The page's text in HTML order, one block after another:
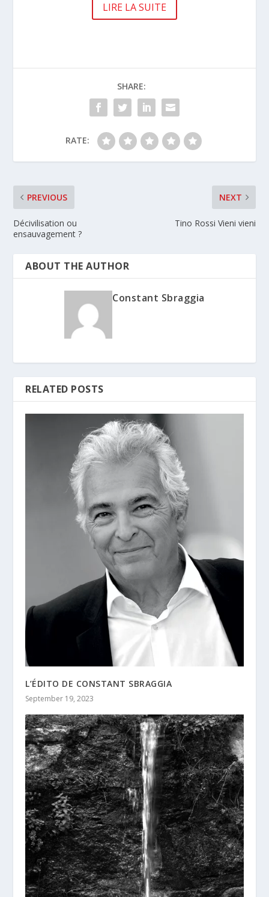
LIRE LA SUITE
SHARE:
RATE:
PREVIOUS
Décivilisation ou
ensauvagement ?
NEXT
Tino Rossi Vieni vieni
ABOUT THE AUTHOR
Constant Sbraggia
RELATED POSTS
L’ÉDITO DE CONSTANT SBRAGGIA
September 19, 2023